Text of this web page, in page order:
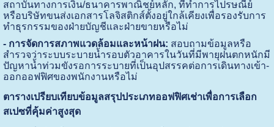
สถาบันทางการเงิน/ธนาคารพาณิชย์หลัก, ที่ทำการไปรษณีย์
หรือบริษัทขนส่งเอกสารโลจิสติกส์ตั้งอยู่ใกล้เคียงเพื่อรองรับการ
ทำธุรกรรมของฝ่ายบัญชีและฝ่ายขายหรือไม่
- การจัดการสภาพแวดล้อมและหน้าฝน: สอบถามข้อมูลหรือ
สำรวจว่าระบบระบายน้ำรอบตัวอาคารในวันที่มีพายุฝนตกหนักมี
ปัญหาน้ำท่วมขังรอการระบายที่เป็นอุปสรรคต่อการเดินทางเข้า-
ออกออฟฟิศของพนักงานหรือไม่
ตารางเปรียบเทียบข้อมูลสรุปประเภทออฟฟิศเช่าเพื่อการเลือก
สเปซที่คุ้มค่าสูงสุด